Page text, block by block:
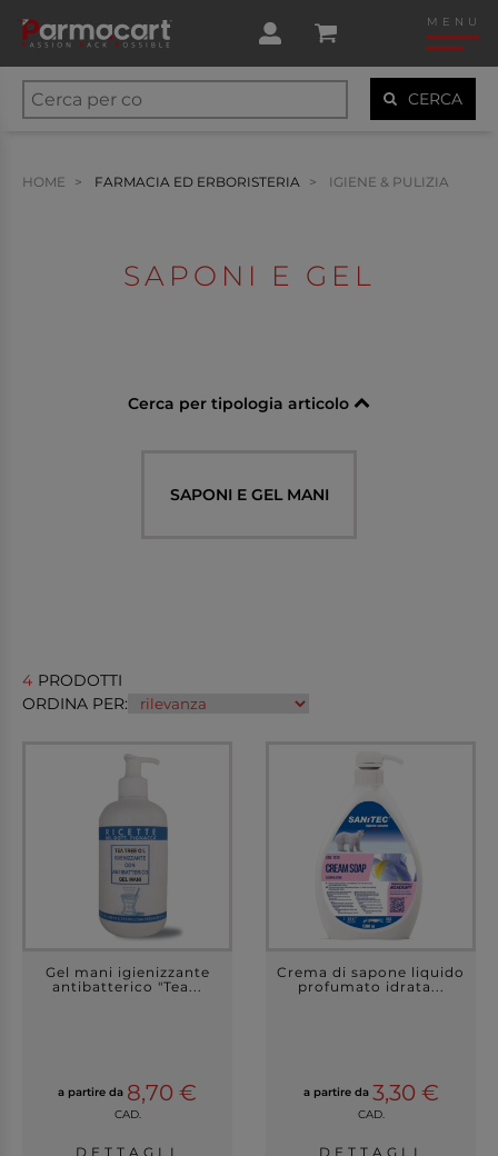
MENU
CERCA
HOME FARMACIA ED ERBORISTERIA IGIENE & PULIZIA
SAPONI E GEL
Cerca per tipologia articolo
SAPONI E GEL MANI
4 PRODOTTI
ORDINA PER:
Gel mani igienizzante
antibatterico "Tea...
a partire da 8,70 €
CAD.
DETTAGLI
Crema di sapone liquido
profumato idrata...
a partire da 3,30 €
CAD.
DETTAGLI